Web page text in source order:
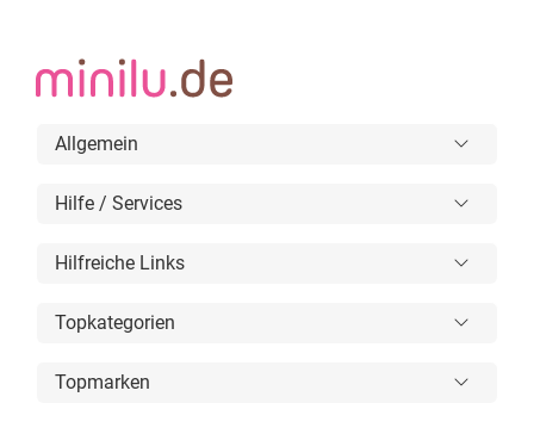
Allgemein
Hilfe / Services
Hilfreiche Links
Topkategorien
Topmarken